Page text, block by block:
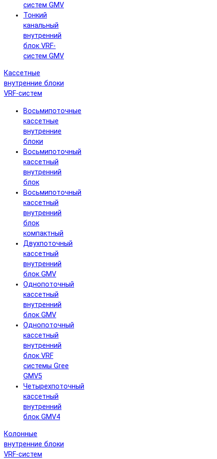
систем GMV
Тонкий
канальный
внутренний
блок VRF-
систем GMV
Кассетные
внутренние блоки
VRF-систем
Восьмипоточные
кассетные
внутренние
блоки
Восьмипоточный
кассетный
внутренний
блок
Восьмипоточный
кассетный
внутренний
блок
компактный
Двухпоточный
кассетный
внутренний
блок GMV
Однопоточный
кассетный
внутренний
блок GMV
Однопоточный
кассетный
внутренний
блок VRF
системы Gree
GMV5
Четырехпоточный
кассетный
внутренний
блок GMV4
Колонные
внутренние блоки
VRF-систем